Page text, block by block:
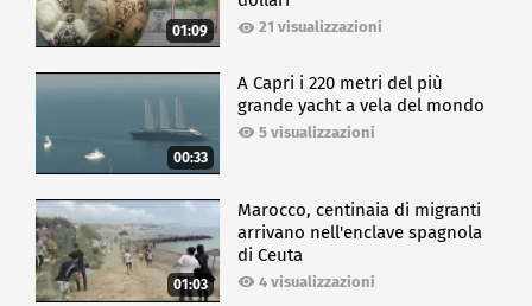
01:09 21 visualizzazioni
00:33
A Capri i 220 metri del più
grande yacht a vela del mondo
5 visualizzazioni
01:03
Marocco, centinaia di migranti
arrivano nell'enclave spagnola
di Ceuta
4 visualizzazioni